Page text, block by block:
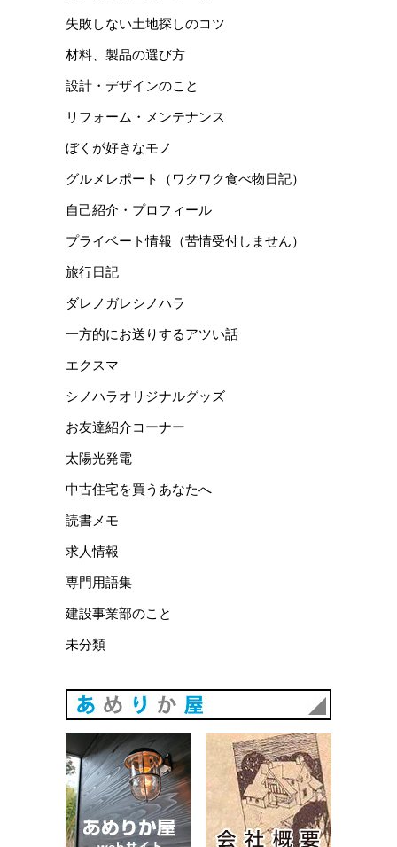
失敗しない土地探しのコツ
材料、製品の選び方
設計・デザインのこと
リフォーム・メンテナンス
ぼくが好きなモノ
グルメレポート（ワクワク食べ物日記）
自己紹介・プロフィール
プライベート情報（苦情受付しません）
旅行日記
ダレノガレシノハラ
一方的にお送りするアツい話
エクスマ
シノハラオリジナルグッズ
お友達紹介コーナー
太陽光発電
中古住宅を買うあなたへ
読書メモ
求人情報
専門用語集
建設事業部のこと
未分類
あめりか屋WEBサイト